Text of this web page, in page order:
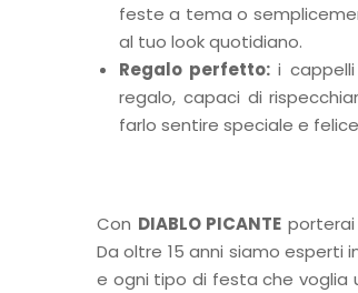
feste a tema o
al tuo look quotidiano.
Regalo perfetto: i
regalo, capaci di
farlo sentire speciale e
Con DIABLO PICANTE
Da oltre 15 anni siamo esperti
e ogni tipo di festa che voglia